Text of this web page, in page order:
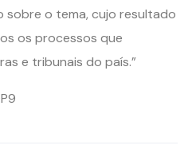
sobre o tema, cujo resultado
os processos que
e tribunais do país.”